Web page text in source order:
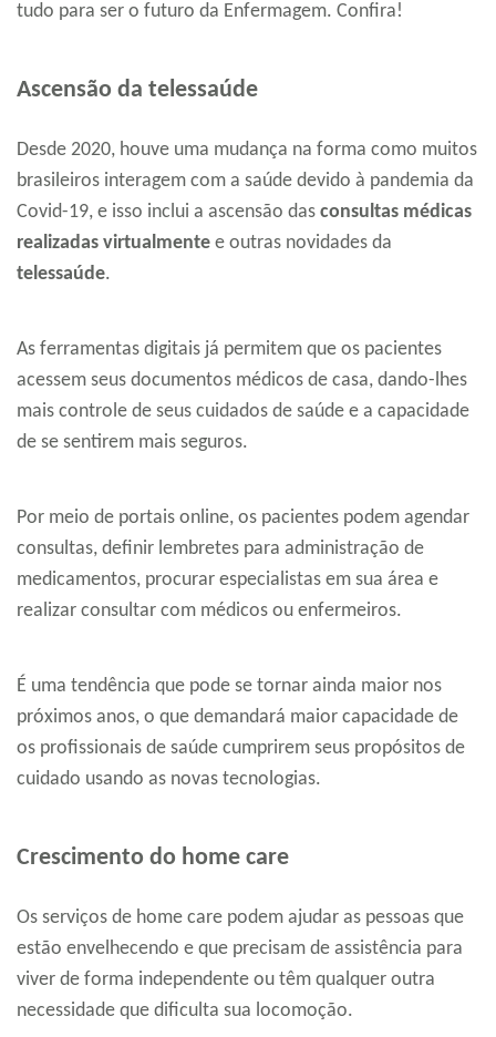
tudo para ser o futuro da Enfermagem. Confira!
Ascensão da telessaúde
Desde 2020, houve uma mudança na forma como muitos
brasileiros interagem com a saúde devido à pandemia da
Covid-19, e isso inclui a ascensão das consultas médicas
realizadas virtualmente e outras novidades da
telessaúde.
As ferramentas digitais já permitem que os pacientes
acessem seus documentos médicos de casa, dando-lhes
mais controle de seus cuidados de saúde e a capacidade
de se sentirem mais seguros.
Por meio de portais online, os pacientes podem agendar
consultas, definir lembretes para administração de
medicamentos, procurar especialistas em sua área e
realizar consultar com médicos ou enfermeiros.
É uma tendência que pode se tornar ainda maior nos
próximos anos, o que demandará maior capacidade de
os profissionais de saúde cumprirem seus propósitos de
cuidado usando as novas tecnologias.
Crescimento do home care
Os serviços de home care podem ajudar as pessoas que
estão envelhecendo e que precisam de assistência para
viver de forma independente ou têm qualquer outra
necessidade que dificulta sua locomoção.